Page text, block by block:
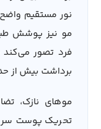
نور مستقیم
مو نیز پوشش
فرد تصور می‌کند
برداشت بیش از
موهای نازک،
تحریک پوست سر